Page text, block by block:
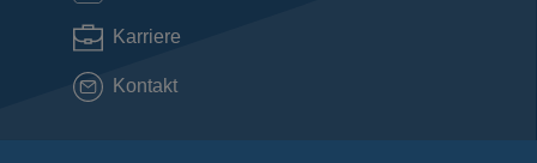
Karriere
Kontakt